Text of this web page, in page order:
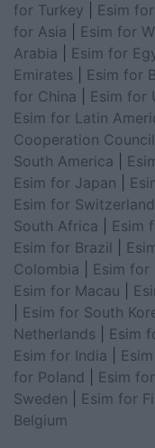
for Turkey
Esim
for Asia
Esim for
Arabia
Esim for
Emirates
Esim for
for China
Esim for
Esim for Latin
Cooperation Council
South America
Esim for Japan
Esim for Switzerland
South Africa
Esim
Esim for Brazil
Colombia
Esim for
Esim for Macau
Esim for South
Netherlands
Esim
Esim for India
for Poland
Esim
Sweden
Esim for
Belgium